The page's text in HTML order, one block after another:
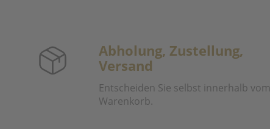
Abholung, Zustellung,
Versand
Entscheiden Sie selbst innerhalb vom
Warenkorb.